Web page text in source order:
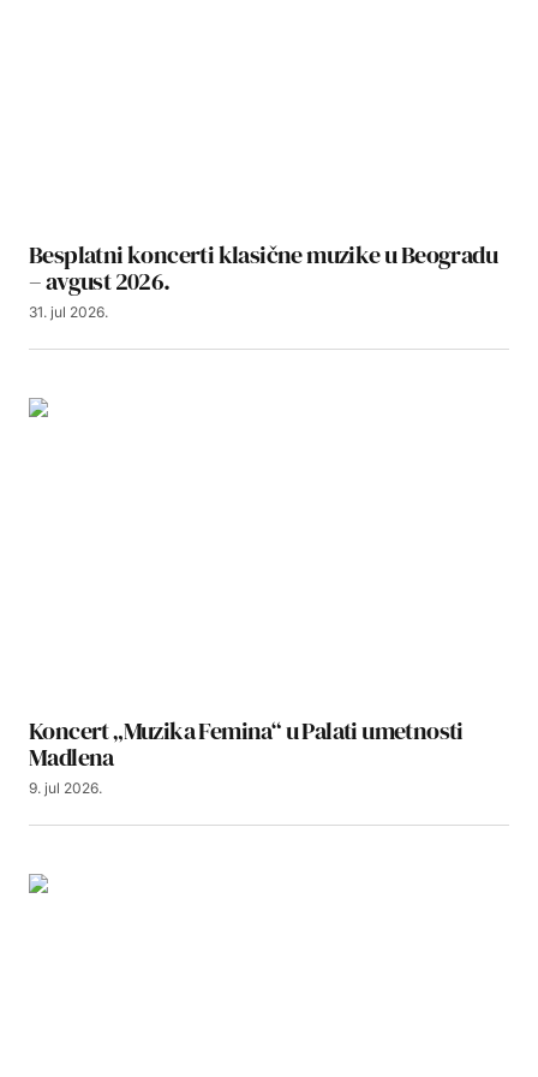
Besplatni koncerti klasične muzike u Beogradu
– avgust 2026.
31. jul 2026.
Koncert „Muzika Femina“ u Palati umetnosti
Madlena
9. jul 2026.